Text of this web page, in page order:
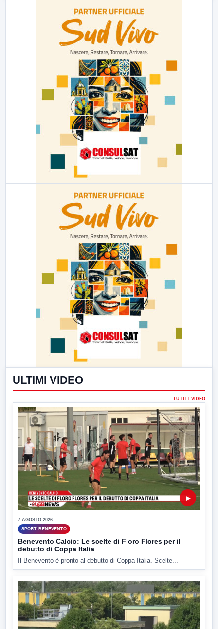
ULTIMI VIDEO
TUTTI I VIDEO
▶
7 AGOSTO 2026
SPORT BENEVENTO
Benevento Calcio: Le scelte di Floro Flores per il
debutto di Coppa Italia
Il Benevento è pronto al debutto di Coppa Italia. Scelte...